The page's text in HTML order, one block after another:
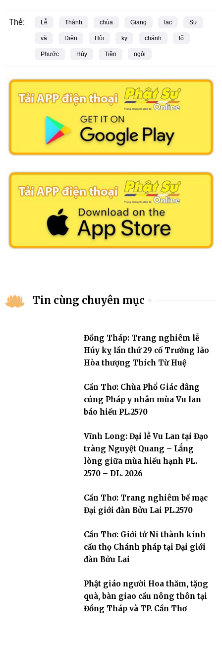
Thẻ: Lễ Thành chùa Giang lạc Sư
và Điện Hội ky chánh tổ
Phước Húy Tiền ngôi
Tin cùng chuyên mục
Đồng Tháp: Trang nghiêm lễ
Húy kỵ lần thứ 29 cố Trưởng lão
Hòa thượng Thích Từ Huệ
Cần Thơ: Chùa Phổ Giác dâng
cúng Pháp y nhân mùa Vu lan
báo hiếu PL.2570
Vĩnh Long: Đại lễ Vu Lan tại Đạo
tràng Nguyệt Quang – Lắng
lòng giữa mùa hiếu hạnh PL.
2570 – DL. 2026
Cần Thơ: Trang nghiêm bế mạc
Đại giới đàn Bửu Lai PL.2570
Cần Thơ: Giới tử Ni thành kính
cầu thọ Chánh pháp tại Đại giới
đàn Bửu Lai
Phật giáo người Hoa thăm, tặng
quà, bàn giao cầu nông thôn tại
Đồng Tháp và TP. Cần Thơ